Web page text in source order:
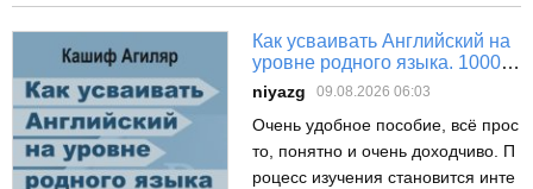
Как усваивать Английский на
уровне родного языка. 1000
лексических паттернов в
таблицах
niyazg 09.08.2026 06:03
Очень удобное пособие, всё прос
то, понятно и очень доходчиво. П
роцесс изучения становится инте